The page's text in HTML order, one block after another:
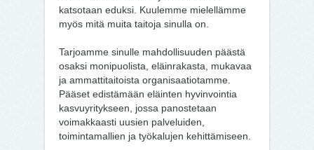
katsotaan eduksi. Kuulemme mielellämme
myös mitä muita taitoja sinulla on.
Tarjoamme sinulle mahdollisuuden päästä
osaksi monipuolista, eläinrakasta, mukavaa
ja ammattitaitoista organisaatiotamme.
Pääset edistämään eläinten hyvinvointia
kasvuyritykseen, jossa panostetaan
voimakkaasti uusien palveluiden,
toimintamallien ja työkalujen kehittämiseen.